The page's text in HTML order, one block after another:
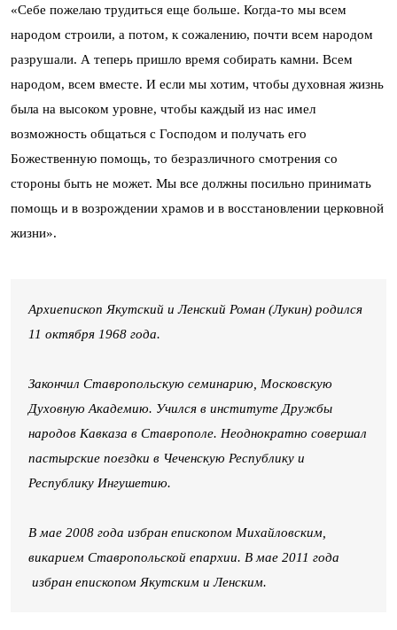
«Себе пожелаю трудиться еще больше. Когда-то мы всем
народом строили, а потом, к сожалению, почти всем народом
разрушали. А теперь пришло время собирать камни. Всем
народом, всем вместе. И если мы хотим, чтобы духовная жизнь
была на высоком уровне, чтобы каждый из нас имел
возможность общаться с Господом и получать его
Божественную помощь, то безразличного смотрения со
стороны быть не может. Мы все должны посильно принимать
помощь и в возрождении храмов и в восстановлении церковной
жизни».
Архиепископ Якутский и Ленский Роман (Лукин) родился
11 октября 1968 года.
Закончил Ставропольскую семинарию, Московскую
Духовную Академию. Учился в институте Дружбы
народов Кавказа в Ставрополе. Неоднократно совершал
пастырские поездки в Чеченскую Республику и
Республику Ингушетию.
В мае 2008 года избран епископом Михайловским,
викарием Ставропольской епархии. В мае 2011 года
избран епископом Якутским и Ленским.